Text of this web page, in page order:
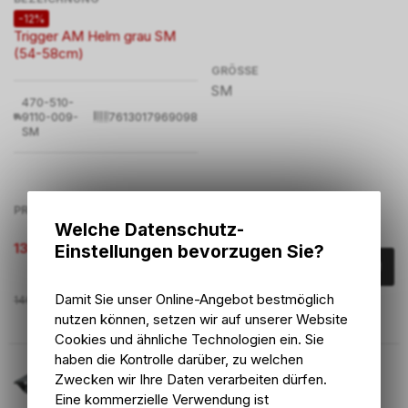
-12%
Trigger AM Helm grau SM
(54-58cm)
470-510-
9110-009-
SM
7613017969098
GRÖSSE
SM
PREIS
131.90 CHF
149.90 CHF
ARTIKELNUMMER
Welche Datenschutz-
Einstellungen bevorzugen Sie?
Damit Sie unser Online-Angebot bestmöglich
nutzen können, setzen wir auf unserer Website
Cookies und ähnliche Technologien ein. Sie
haben die Kontrolle darüber, zu welchen
Zwecken wir Ihre Daten verarbeiten dürfen.
Eine kommerzielle Verwendung ist